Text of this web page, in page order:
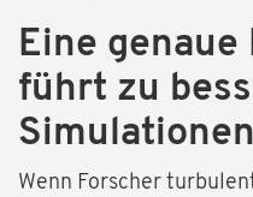
Eine
führt zu
Simulationen
Wenn Forscher